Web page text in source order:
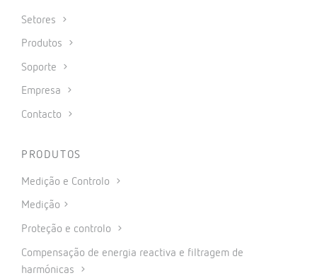
Setores
Produtos
Soporte
Empresa
Contacto
PRODUTOS
Medição e Controlo
Medição
Proteção e controlo
Compensação de energia reactiva e filtragem de
harmónicas